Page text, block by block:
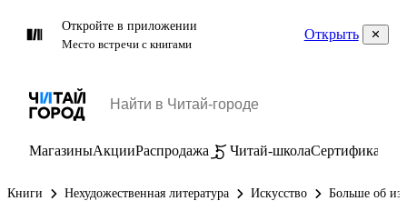
Откройте в приложении
Место встречи с книгами
Открыть
МагазиныАкцииРаспродажа Читай-школаСертификаты
Книги Нехудожественная литература Искусство Больше об